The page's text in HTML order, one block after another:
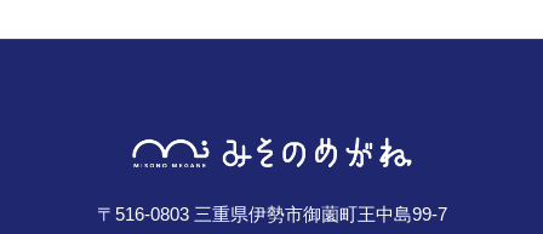
〒516-0803 三重県伊勢市御薗町王中島99-7